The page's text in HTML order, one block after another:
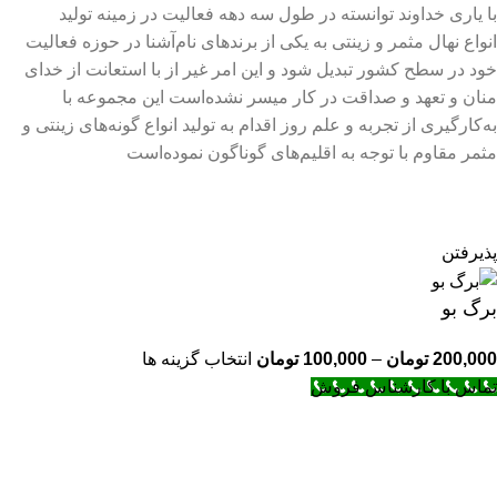
با یاری خداوند توانسته در طول سه دهه فعالیت در زمینه تولید
انواع نهال مثمر و زینتی به یکی از برندهای نام‌آشنا در حوزه فعالیت
خود در سطح کشور تبدیل شود و این امر غیر از با استعانت از خدای
منان و تعهد و صداقت در کار میسر نشده‌است این مجموعه با
به‌کارگیری از تجربه و علم روز اقدام به تولید انواع گونه‌های زینتی و
مثمر مقاوم با توجه به اقلیم‌های گوناگون نموده‌است
پذیرفتن
برگ بو
200,000 تومان –
100,000 تومان انتخاب گزینه ها
تماس با کارشناس فروش